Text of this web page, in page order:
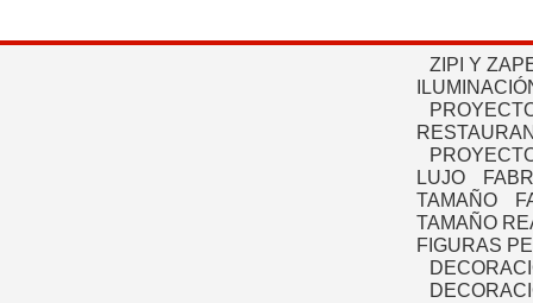
ZIPI Y
LUJO
TAMAÑO
TAMAÑO
FIGURAS